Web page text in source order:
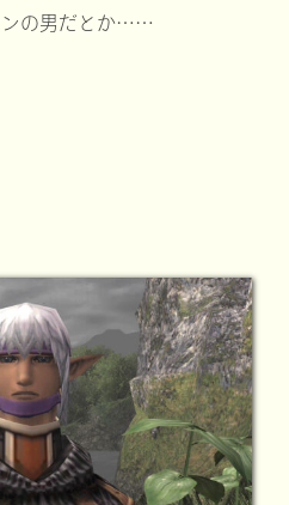
ンの男だとか……